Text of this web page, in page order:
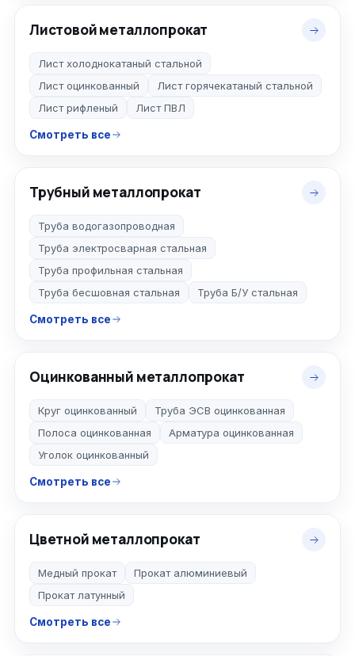
Листовой металлопрокат
Лист холоднокатаный стальной
Лист оцинкованный
Лист горячекатаный стальной
Лист рифленый
Лист ПВЛ
Смотреть все
Трубный металлопрокат
Труба водогазопроводная
Труба электросварная стальная
Труба профильная стальная
Труба бесшовная стальная
Труба Б/У стальная
Смотреть все
Оцинкованный металлопрокат
Круг оцинкованный
Труба ЭСВ оцинкованная
Полоса оцинкованная
Арматура оцинкованная
Уголок оцинкованный
Смотреть все
Цветной металлопрокат
Медный прокат
Прокат алюминиевый
Прокат латунный
Смотреть все